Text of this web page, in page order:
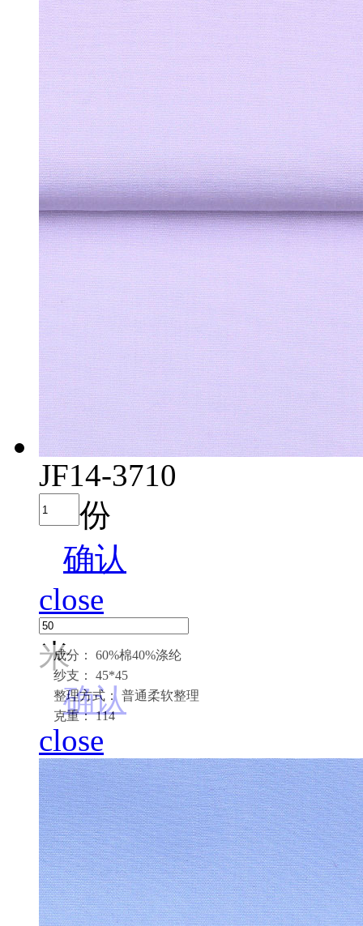
成分： 60%棉40%涤纶
纱支： 45*45
整理方式： 普通柔软整理
克重： 114
JF14-3710
份
确认
close
米
确认
close